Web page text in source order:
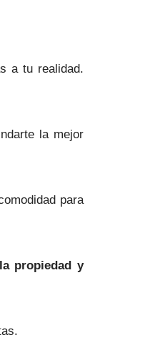
a tu realidad.
la mejor
para
propiedad y